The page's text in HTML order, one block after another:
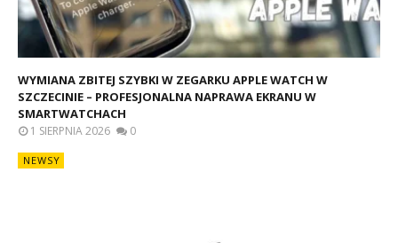
WYMIANA ZBITEJ SZYBKI W ZEGARKU APPLE WATCH W
SZCZECINIE – PROFESJONALNA NAPRAWA EKRANU W
SMARTWATCHACH
1 SIERPNIA 2026 0
NEWSY